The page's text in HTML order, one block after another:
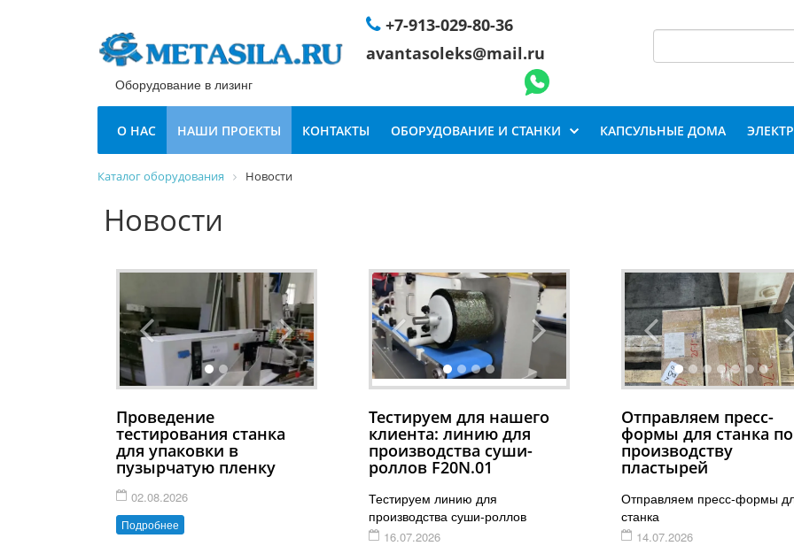
Оборудование в лизинг
+7-913-029-80-36
avantasoleks@mail.ru
О НАС НАШИ ПРОЕКТЫ КОНТАКТЫ ОБОРУДОВАНИЕ И СТАНКИ КАПСУЛЬНЫЕ ДОМА
Каталог оборудования Новости
Новости
Проведение
тестирования станка
для упаковки в
пузырчатую пленку
02.08.2026
Подробнее
Тестируем для нашего
клиента: линию для
производства суши-
роллов F20N.01
Тестируем линию для
производства суши-роллов
16.07.2026
Отправляем пресс-
формы для станка по
производству
пластырей
Отправляем пресс-формы
станка
14.07.2026